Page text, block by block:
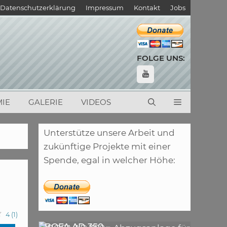
Datenschutzerklärung Impressum Kontakt Jobs
FOLGE UNS:
GALERIE VIDEOS
4 (1)
Unterstütze unsere Arbeit und
zukünftige Projekte mit einer
Spende, egal in welcher Höhe: